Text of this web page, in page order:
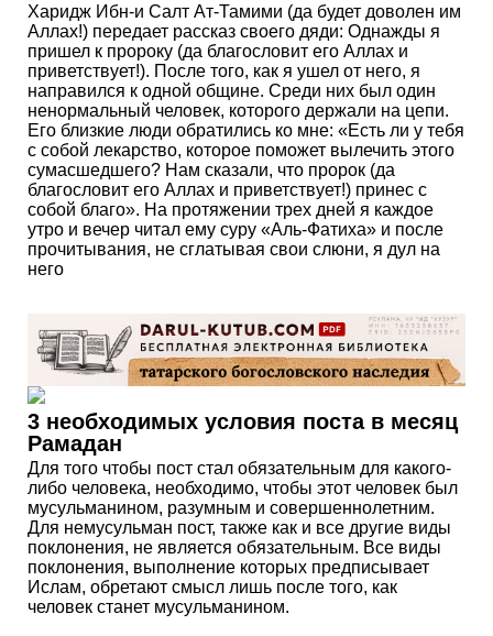
Харидж Ибн-и Салт Ат-Тамими (да будет доволен им
Аллах!) передает рассказ своего дяди: Однажды я
пришел к пророку (да благословит его Аллах и
приветствует!). После того, как я ушел от него, я
направился к одной общине. Среди них был один
ненормальный человек, которого держали на цепи.
Его близкие люди обратились ко мне: «Есть ли у тебя
с собой лекарство, которое поможет вылечить этого
сумасшедшего? Нам сказали, что пророк (да
благословит его Аллах и приветствует!) принес с
собой благо». На протяжении трех дней я каждое
утро и вечер читал ему суру «Аль-Фатиха» и после
прочитывания, не сглатывая свои слюни, я дул на
него
3 необходимых условия поста в месяц
Рамадан
Для того чтобы пост стал обязательным для какого-
либо человека, необходимо, чтобы этот человек был
мусульманином, разумным и совершеннолетним.
Для немусульман пост, также как и все другие виды
поклонения, не является обязательным. Все виды
поклонения, выполнение которых предписывает
Ислам, обретают смысл лишь после того, как
человек станет мусульманином.